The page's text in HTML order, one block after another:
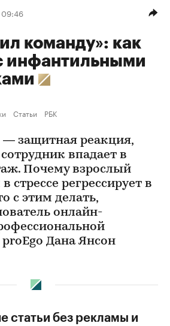
09:46
команду»: как
инфантильными
Статьи РБК
защитная реакция,
впадает в
Почему взрослый
стрессе регрессирует в
с этим делать,
онлайн-
Дана Янсон
статьи без рекламы и